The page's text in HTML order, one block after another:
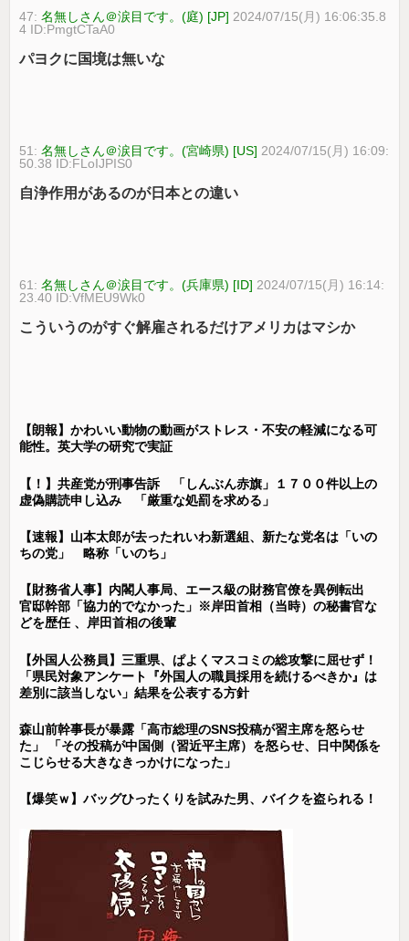
47:名無しさん＠涙目です。(庭) [JP] 2024/07/15(月) 16:06:35.8
4 ID:PmgtCTaA0
パヨクに国境は無いな
51:名無しさん＠涙目です。(宮崎県) [US] 2024/07/15(月) 16:09:
50.38 ID:FLoIJPIS0
自浄作用があるのが日本との違い
61:名無しさん＠涙目です。(兵庫県) [ID] 2024/07/15(月) 16:14:
23.40 ID:VfMEU9Wk0
こういうのがすぐ解雇されるだけアメリカはマシか
【朗報】かわいい動物の動画がストレス・不安の軽減になる可
能性。英大学の研究で実証
【！】共産党が刑事告訴 「しんぶん赤旗」１７００件以上の
虚偽購読申し込み 「厳重な処罰を求める」
【速報】山本太郎が去ったれいわ新選組、新たな党名は「いの
ちの党」 略称「いのち」
【財務省人事】内閣人事局、エース級の財務官僚を異例転出
官邸幹部「協力的でなかった」※岸田首相（当時）の秘書官な
どを歴任 、岸田首相の後輩
【外国人公務員】三重県、ぱよくマスコミの総攻撃に屈せず！
「県民対象アンケート『外国人の職員採用を続けるべきか』は
差別に該当しない」結果を公表する方針
森山前幹事長が暴露「高市総理のSNS投稿が習主席を怒らせ
た」 「その投稿が中国側（習近平主席）を怒らせ、日中関係を
こじらせる大きなきっかけになった」
【爆笑ｗ】バッグひったくりを試みた男、バイクを盗られる！